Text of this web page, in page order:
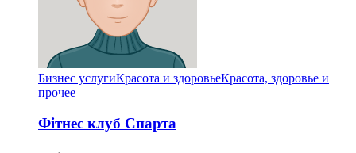
Бизнес услугиКрасота и здоровьеКрасота, здоровье и
прочее
Фітнес клуб Спарта